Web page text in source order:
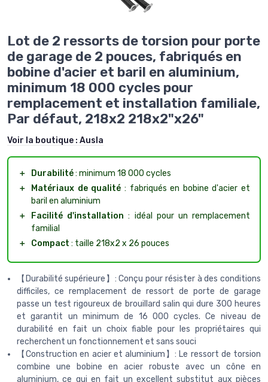
Lot de 2 ressorts de torsion pour porte
de garage de 2 pouces, fabriqués en
bobine d'acier et baril en aluminium,
minimum 18 000 cycles pour
remplacement et installation familiale,
Par défaut, 218x2 218x2"x26"
Voir la boutique : Ausla
＋ Durabilité: minimum 18 000 cycles
＋
Matériaux de qualité : fabriqués en bobine d'acier et
baril en aluminium
＋
Facilité d'installation : idéal pour un remplacement
familial
＋
Compact : taille 218x2 x 26 pouces
【Durabilité supérieure】: Conçu pour résister à des conditions
difficiles, ce remplacement de ressort de porte de garage
passe un test rigoureux de brouillard salin qui dure 300 heures
et garantit un minimum de 16 000 cycles. Ce niveau de
durabilité en fait un choix fiable pour les propriétaires qui
recherchent un fonctionnement et sans souci
【Construction en acier et aluminium】: Le ressort de torsion
combine une bobine en acier robuste avec un cône en
aluminium, ce qui en fait un excellent substitut aux pièces